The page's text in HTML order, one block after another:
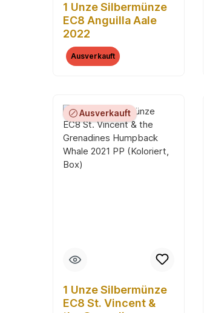
1 Unze Silbermünze
EC8 Anguilla Aale
2022
Ausverkauft
Ausverkauft
1 Unze Silbermünze
EC8 St. Vincent &